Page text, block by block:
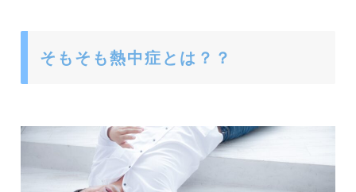
そもそも熱中症とは？？